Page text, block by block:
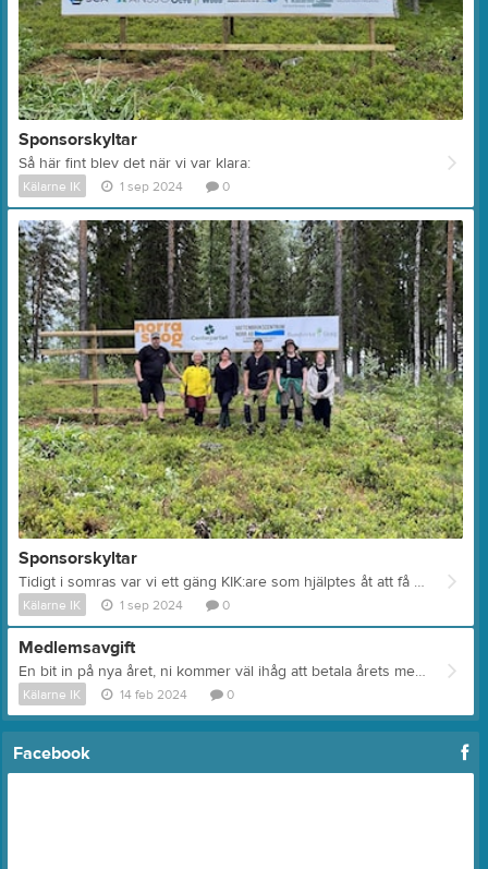
Sponsorskyltar
Så här fint blev det när vi var klara:
Kälarne IK 1 sep 2024 0
Sponsorskyltar
Tidigt i somras var vi ett gäng KIK:are som hjälptes åt att få upp sponsorskyltstället och sponsorskyltarna nere vid rodden!
Kälarne IK 1 sep 2024 0
Medlemsavgift
En bit in på nya året, ni kommer väl ihåg att betala årets medlemsavgift: Betala medlemsavgiften
Kälarne IK 14 feb 2024 0
Facebook